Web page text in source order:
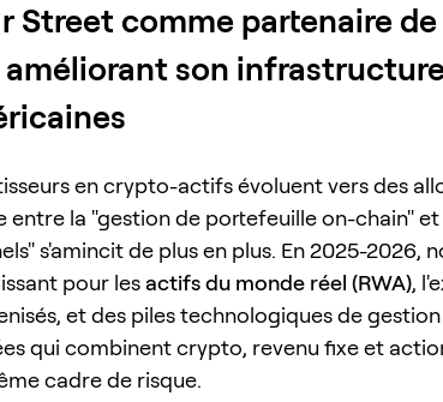
Street comme partenaire de
son
en crypto-actifs évoluent vers des
la "gestion de portefeuille on-chain" et
s'amincit de plus en plus. En 2025-2026,
pour lesactifs du monde réel (RWA),
et des piles technologiques de
qui combinent crypto, revenu fixe et
cadre de risque.